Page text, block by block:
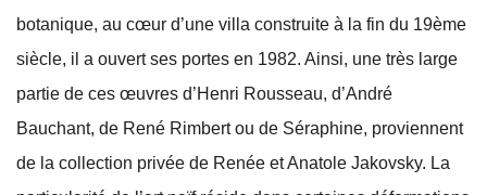
botanique, au cœur d’une villa construite à la fin du 19ème
siècle, il a ouvert ses portes en 1982. Ainsi, une très large
partie de ces œuvres d’Henri Rousseau, d’André
Bauchant, de René Rimbert ou de Séraphine, proviennent
de la collection privée de Renée etAnatole Jakovsky. La